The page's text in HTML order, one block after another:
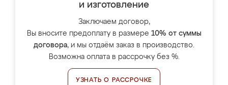
и изготовление
Заключаем договор,
Вы вносите предоплату в размере 10% от суммы
договора, и мы отдаём заказ в производство.
Возможна оплата в рассрочку без %.
УЗНАТЬ О РАССРОЧКЕ